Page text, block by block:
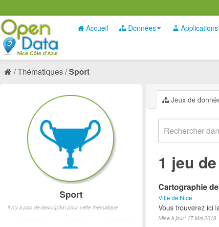
Accueil Données Applications
Thématiques Sport
Jeux de
1 jeu
Cartographie
Ville de Nice
Vous trouverez ici
Mise à jour: 17 Mai 2019
Sport
Il n'y a pas de description pour cette thématique